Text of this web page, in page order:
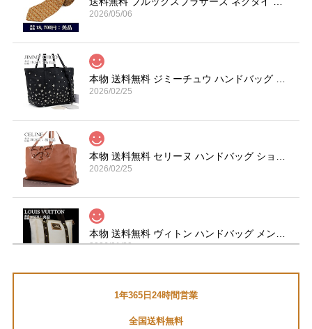
2026/05/06
2026/02/25
2026/02/25
2026/01/29
2026/01/05
1年365日24時間営業
全国送料無料